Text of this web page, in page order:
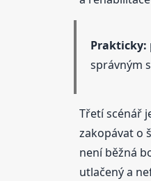
Prakticky:
správným
Třetí scénář
zakopávat o
není běžná
utlačený a